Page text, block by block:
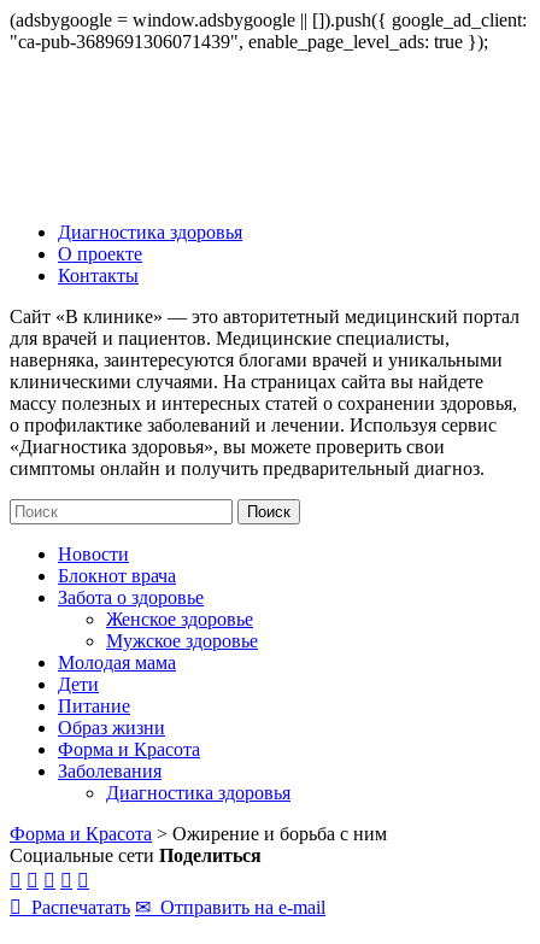
(adsbygoogle = window.adsbygoogle || []).push({ google_ad_client:
"ca-pub-3689691306071439", enable_page_level_ads: true });
Диагностика здоровья
О проекте
Контакты
Сайт «В клинике» — это авторитетный медицинский портал
для врачей и пациентов. Медицинские специалисты,
наверняка, заинтересуются блогами врачей и уникальными
клиническими случаями. На страницах сайта вы найдете
массу полезных и интересных статей о сохранении здоровья,
о профилактике заболеваний и лечении. Используя сервис
«Диагностика здоровья», вы можете проверить свои
симптомы онлайн и получить предварительный диагноз.
Новости
Блокнот врача
Забота о здоровье
Женское здоровье
Мужское здоровье
Молодая мама
Дети
Питание
Образ жизни
Форма и Красота
Заболевания
Диагностика здоровья
Форма и Красота > Ожирение и борьба с ним
Социальные сети Поделиться
    
 Распечатать ✉ Отправить на e-mail